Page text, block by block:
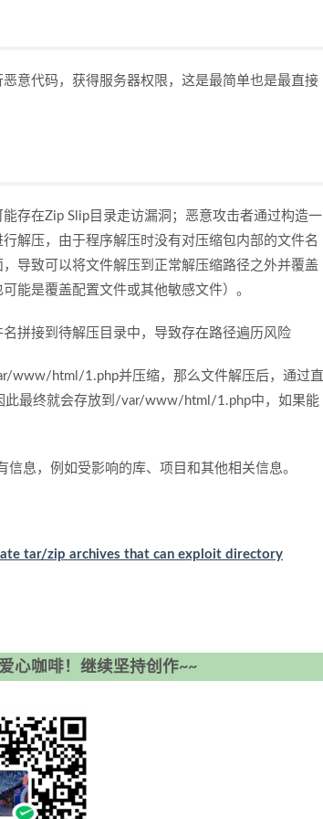
恶意代码，获得服务器权限，这是最简单也是最直接
存在Zip Slip目录走访漏洞；恶意攻击者通过构造一
解压，由于程序解压时没有对压缩包内部的文件名
导致可以将文件解压到正常解压缩路径之外并覆盖
能是覆盖配置文件或其他敏感文件）。
拼接到待解压目录中，导致存在路径遍历风险
www/html/1.php并压缩，那么文件解压后，通过直
最终就会存放到/var/www/html/1.php中，如果能
息，例如受影响的库、项目和其他相关信息。
tar/zip archives that can exploit directory
心咖啡！继续坚持创作~~